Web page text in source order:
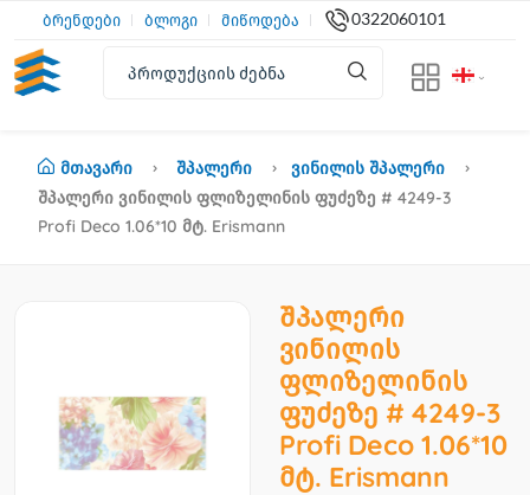
ბრენდები ბლოგი მიწოდება 0322060101
Მთავარი Შპალერი
Ვინილის Შპალერი
Შპალერი Ვინილის Ფლიზელინის Ფუძეზე # 4249-3
Profi Deco 1.06*10 Მტ. Erismann
შპალერი
ვინილის
ფლიზელინის
ფუძეზე # 4249-3
Profi Deco 1.06*10
მტ. Erismann